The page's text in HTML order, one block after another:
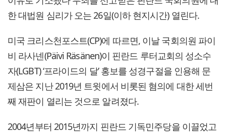
한 대법원 심리가 오는 26일(이하 현지시간) 열린다.
미국 크리스천포스트(CP)에 따르면, 이날 국회의원 파이
비 라사넨(Päivi Räsänen)이 핀란드 루터교회의 성소수
자(LGBT) ‘프라이드의 달’ 홍보를 성경구절을 인용해 문
제삼은 지난 2019년 트윗에서 비롯된 혐의에 대한 세번
째 재판이 열리는 것으로 알려졌다.
2004년부터 2015년까지 핀란드 기독민주당을 이끌었고